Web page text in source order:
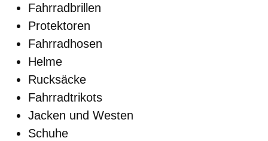
Fahrradbrillen
Protektoren
Fahrradhosen
Helme
Rucksäcke
Fahrradtrikots
Jacken und Westen
Schuhe